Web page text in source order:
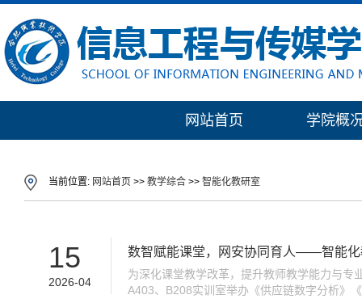
网站首页 学院概
当前位置: 网站首页 >> 教学综合 >> 智能化教研室
15
2026-04
数智赋能课堂，网安协同育人——智能化
为深化课堂教学改革，提升教师教学能力与
A403、B208实训室举办《供应链数字分析》